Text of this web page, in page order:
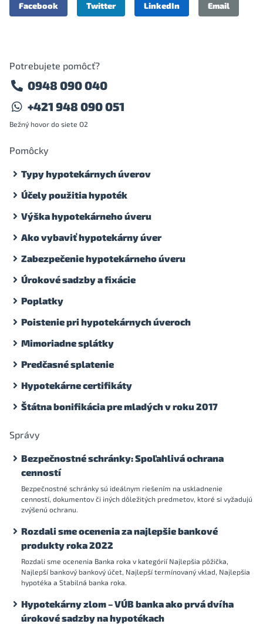
Facebook Twitter LinkedIn Email
Potrebujete pomôcť?
0948 090 040
+421 948 090 051
Bežný hovor do siete O2
Pomôcky
Typy hypotekárnych úverov
Účely použitia hypoték
Výška hypotekárneho úveru
Ako vybaviť hypotekárny úver
Zabezpečenie hypotekárneho úveru
Úrokové sadzby a fixácie
Poplatky
Poistenie pri hypotekárnych úveroch
Mimoriadne splátky
Predčasné splatenie
Hypotekárne certifikáty
Štátna bonifikácia pre mladých v roku 2017
Správy
Bezpečnostné schránky: Spoľahlivá ochrana
cenností
Bezpečnostné schránky sú ideálnym riešením na uskladnenie
cenností, dokumentov či iných dôležitých predmetov, ktoré si vyžadujú
zvýšenú ochranu.
Rozdali sme ocenenia za najlepšie bankové
produkty roka 2022
Rozdali sme ocenenia Banka roka v kategórií Najlepšia pôžička,
Najlepší bankový bankový účet, Najlepší termínovaný vklad, Najlepšia
hypotéka a Stabilná banka roka.
Hypotekárny zlom – VÚB banka ako prvá dvíha
úrokové sadzby na hypotékach